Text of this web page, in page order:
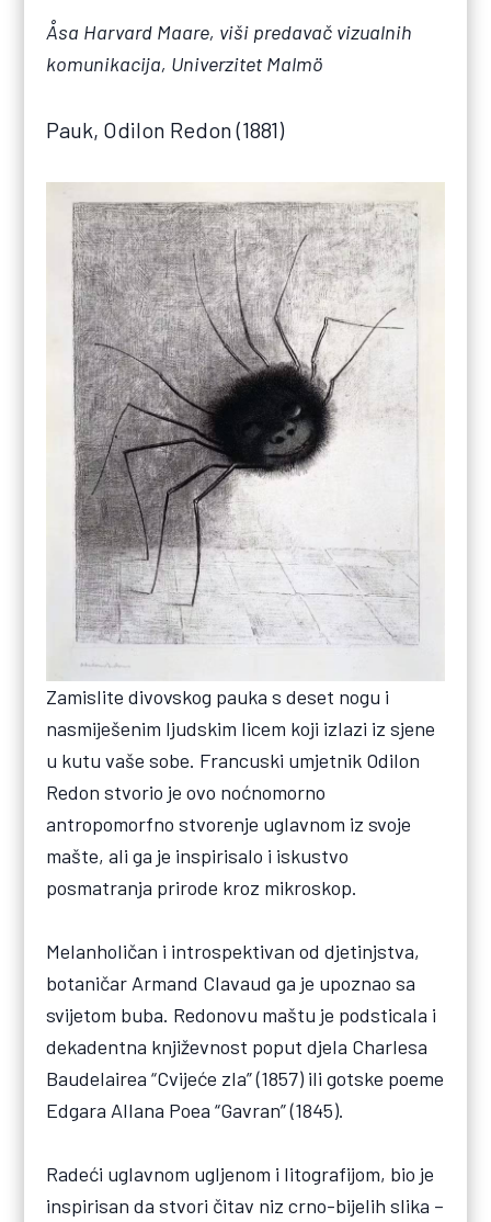
Åsa Harvard Maare, viši predavač vizualnih
komunikacija, Univerzitet Malmö
Pauk, Odilon Redon (1881)
Zamislite divovskog pauka s deset nogu i
nasmiješenim ljudskim licem koji izlazi iz sjene
u kutu vaše sobe. Francuski umjetnik Odilon
Redon stvorio je ovo noćnomorno
antropomorfno stvorenje uglavnom iz svoje
mašte, ali ga je inspirisalo i iskustvo
posmatranja prirode kroz mikroskop.
Melanholičan i introspektivan od djetinjstva,
botaničar Armand Clavaud ga je upoznao sa
svijetom buba. Redonovu maštu je podsticala i
dekadentna književnost poput djela Charlesa
Baudelairea “Cvijeće zla” (1857) ili gotske poeme
Edgara Allana Poea “Gavran” (1845).
Radeći uglavnom ugljenom i litografijom, bio je
inspirisan da stvori čitav niz crno-bijelih slika –